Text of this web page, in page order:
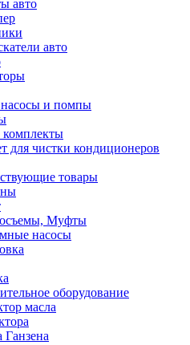
авто
авто
и помпы
для чистки кондиционеров
товары
Муфты
насосы
оборудование
масла